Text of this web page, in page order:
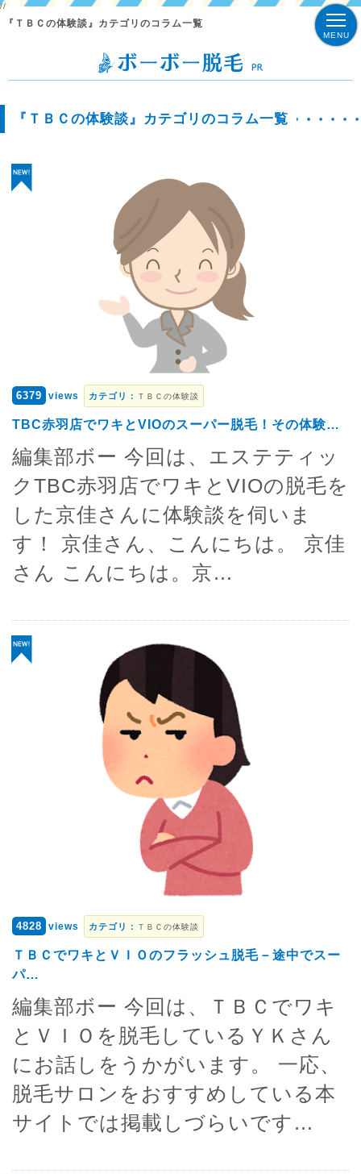
//
MENU
『ＴＢＣの体験談』カテゴリのコラム一覧
『ＴＢＣの体験談』カテゴリのコラム一覧
6379 views カテゴリ： ＴＢＣの体験談
TBC赤羽店でワキとVIOのスーパー脱毛！その体験…
編集部ボー 今回は、エステティッ
クTBC赤羽店でワキとVIOの脱毛を
した京佳さんに体験談を伺いま
す！ 京佳さん、こんにちは。 京佳
さん こんにちは。京…
4828 views カテゴリ： ＴＢＣの体験談
ＴＢＣでワキとＶＩＯのフラッシュ脱毛－途中でスー
パ…
編集部ボー 今回は、ＴＢＣでワキ
とＶＩＯを脱毛しているＹＫさん
にお話しをうかがいます。 一応、
脱毛サロンをおすすめしている本
サイトでは掲載しづらいです…